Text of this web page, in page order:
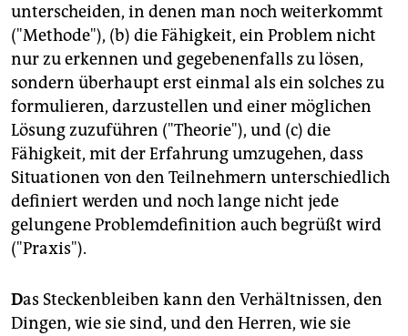
unterscheiden, in denen man noch weiterkommt
("Methode"), (b) die Fähigkeit, ein Problem nicht
nur zu erkennen und gegebenenfalls zu lösen,
sondern überhaupt erst einmal als ein solches zu
formulieren, darzustellen und einer möglichen
Lösung zuzuführen ("Theorie"), und (c) die
Fähigkeit, mit der Erfahrung umzugehen, dass
Situationen von den Teilnehmern unterschiedlich
definiert werden und noch lange nicht jede
gelungene Problemdefinition auch begrüßt wird
("Praxis").
Das Steckenbleiben kann den Verhältnissen, den
Dingen, wie sie sind, und den Herren, wie sie